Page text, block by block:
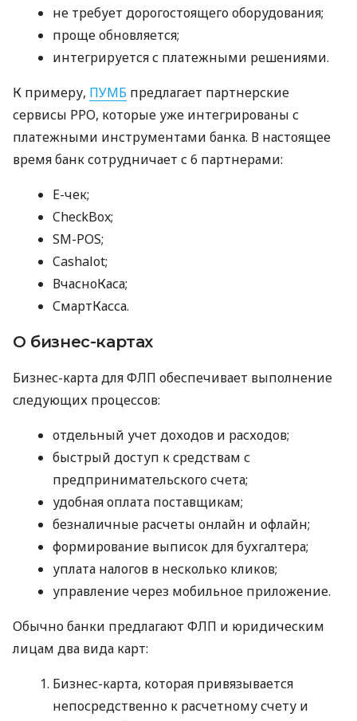
не требует дорогостоящего оборудования;
проще обновляется;
интегрируется с платежными решениями.
К примеру, ПУМБ предлагает партнерские
сервисы РРО, которые уже интегрированы с
платежными инструментами банка. В настоящее
время банк сотрудничает с 6 партнерами:
E-чек;
CheckBox;
SM-POS;
Cashalot;
ВчасноКаса;
СмартКасса.
О бизнес-картах
Бизнес-карта для ФЛП обеспечивает выполнение
следующих процессов:
отдельный учет доходов и расходов;
быстрый доступ к средствам с
предпринимательского счета;
удобная оплата поставщикам;
безналичные расчеты онлайн и офлайн;
формирование выписок для бухгалтера;
уплата налогов в несколько кликов;
управление через мобильное приложение.
Обычно банки предлагают ФЛП и юридическим
лицам два вида карт:
Бизнес-карта, которая привязывается
непосредственно к расчетному счету и